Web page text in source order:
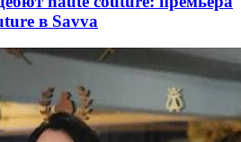
в Savva